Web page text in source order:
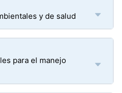
y de salud
para el manejo